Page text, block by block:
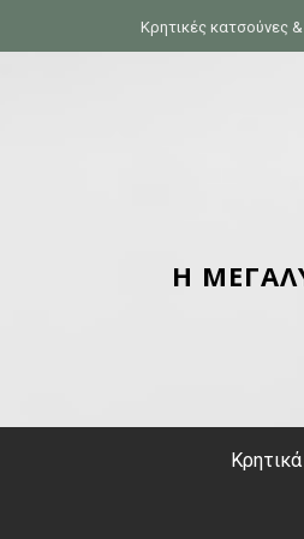
Κρητικές κατσούνες
Η